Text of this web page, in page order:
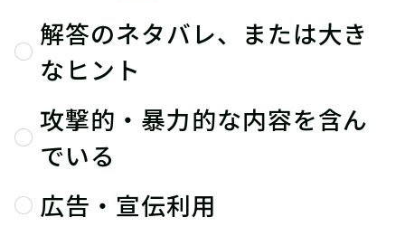
解答のネタバレ、または大き
なヒント
攻撃的・暴力的な内容を含ん
でいる
広告・宣伝利用